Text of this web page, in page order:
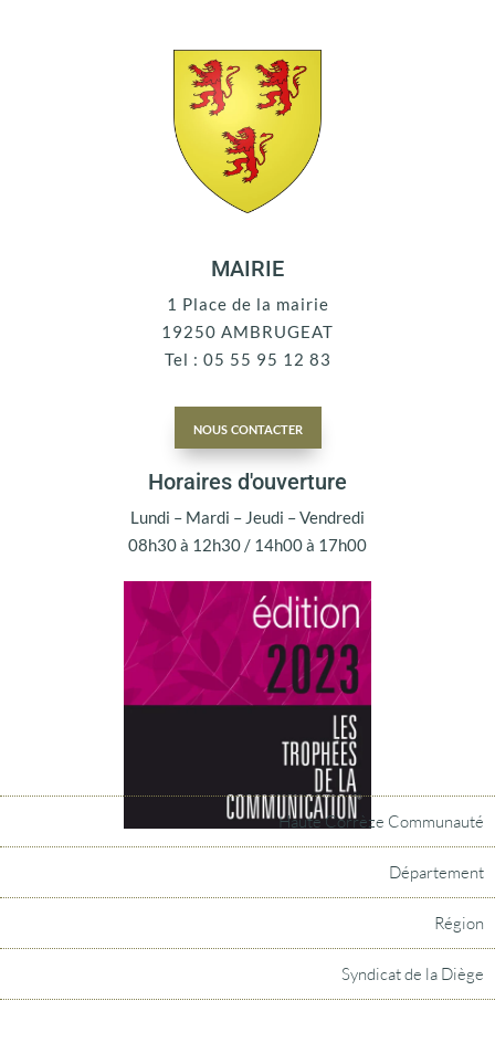
MAIRIE
1 Place de la mairie
19250 AMBRUGEAT
Tel : 05 55 95 12 83
nous contacter
Horaires d'ouverture
Lundi – Mardi – Jeudi – Vendredi
08h30 à 12h30 / 14h00 à 17h00
Haute Corrèze Communauté
Département
Région
Syndicat de la Diège